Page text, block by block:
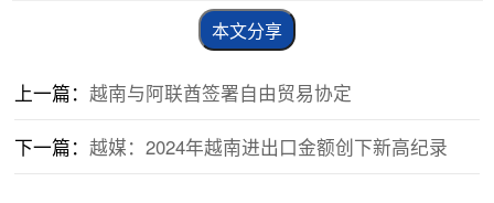
本文分享
上一篇：越南与阿联酋签署自由贸易协定
下一篇：越媒：2024年越南进出口金额创下新高纪录